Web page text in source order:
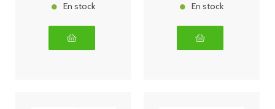
En stock En stock